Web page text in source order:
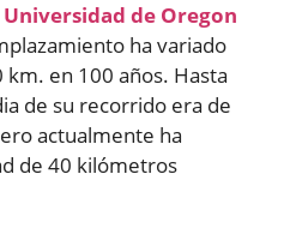
Universidad de Oregon
ha variado
en 100 años. Hasta
de su recorrido era de
actualmente ha
de 40 kilómetros